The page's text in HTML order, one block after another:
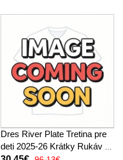
Dres River Plate Tretina pre
deti 2025-26 Krátky Rukáv (+